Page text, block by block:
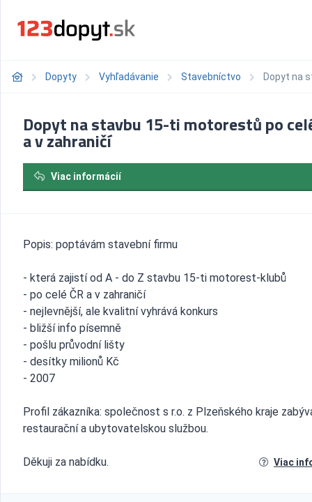
Dopyty Vyhľadávanie Stavebníctvo Dopyt na
Dopyt na stavbu 15-ti motorestů po
a v zahraničí
Viac informácií
Popis: poptávám stavební firmu
- která zajistí od A - do Z stavbu 15-ti motorest-klubů
- po celé ČR a v zahraničí
- nejlevnější, ale kvalitní vyhrává konkurs
- bližší info písemně
- pošlu průvodní lišty
- desítky milionů Kč
- 2007
Profil zákazníka: společnost s r.o. z Plzeňského kraje
restaurační a ubytovatelskou službou.
Děkuji za nabídku. Viac